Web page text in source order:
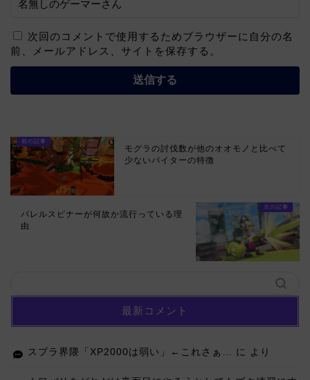
次回のコメントで使用するためブラウザーに自分の名
前、メールアドレス、サイトを保存する。
モグラの討伐数が他のオオモノと比べて
少ないバイターの特徴
バレルスピナーが何故か流行っている理
由
最新コメント
スプラ界隈「XP2000は弱い」←これさぁ… に より